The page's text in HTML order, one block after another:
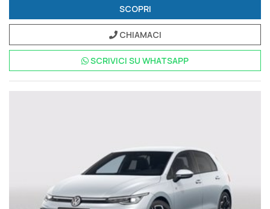
Ready for We Connect e We Connect Plus o VW
Connect e VW Connect Plus Ruota di scorta di dimensioni ridotte
SCOPRI
CHIAMACI
SCRIVICI SU WHATSAPP